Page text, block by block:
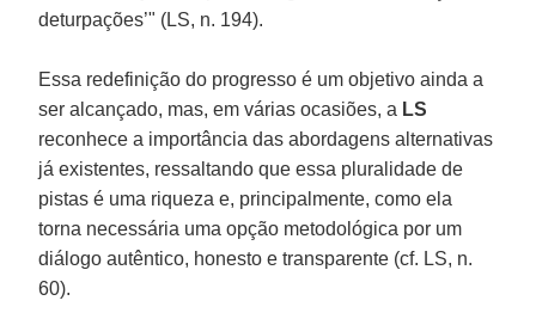
deturpações’" (LS, n. 194).
Essa redefinição do progresso é um objetivo ainda a
ser alcançado, mas, em várias ocasiões, a LS
reconhece a importância das abordagens alternativas
já existentes, ressaltando que essa pluralidade de
pistas é uma riqueza e, principalmente, como ela
torna necessária uma opção metodológica por um
diálogo autêntico, honesto e transparente (cf. LS, n.
60).